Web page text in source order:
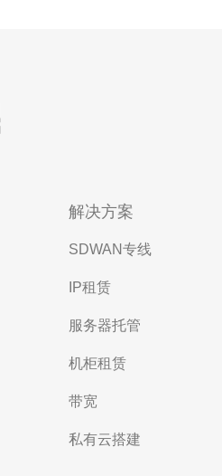
解决方案
SDWAN专线
IP租赁
服务器托管
机柜租赁
带宽
私有云搭建